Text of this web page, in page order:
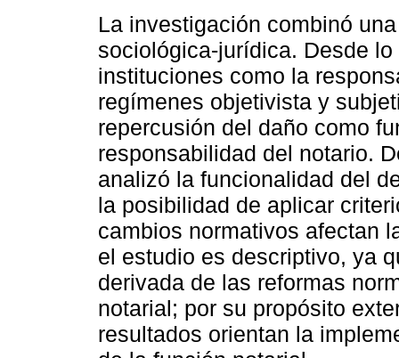
La investigación combinó
sociológica-jurídica. Desde
instituciones como la
regímenes objetivista y
repercusión del daño como
responsabilidad del notario.
analizó la funcionalidad del
la posibilidad de aplicar
cambios normativos afectan
el estudio es descriptivo, ya
derivada de las reformas
notarial; por su propósito
resultados orientan la